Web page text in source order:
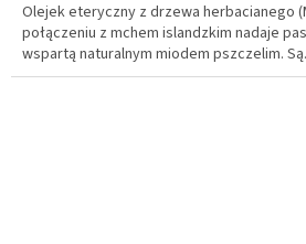
Olejek eteryczny z drzewa herbacianego
połączeniu z mchem islandzkim nadaje
wspartą naturalnym miodem pszczelim.